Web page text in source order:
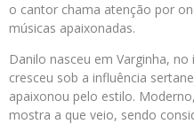
o cantor chama atenção por
músicas apaixonadas.
Danilo nasceu em Varginha,
cresceu sob a influência
apaixonou pelo estilo.
mostra a que veio, sendo